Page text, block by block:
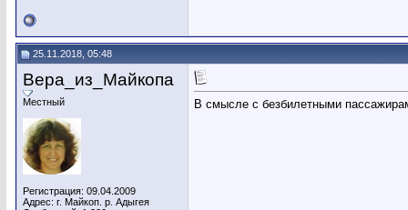
25.11.2018, 05:48
Вера_из_Майкопа
Местный
Регистрация: 09.04.2009
Адрес: г. Майкоп. р. Адыгея
В смысле с безбилетными